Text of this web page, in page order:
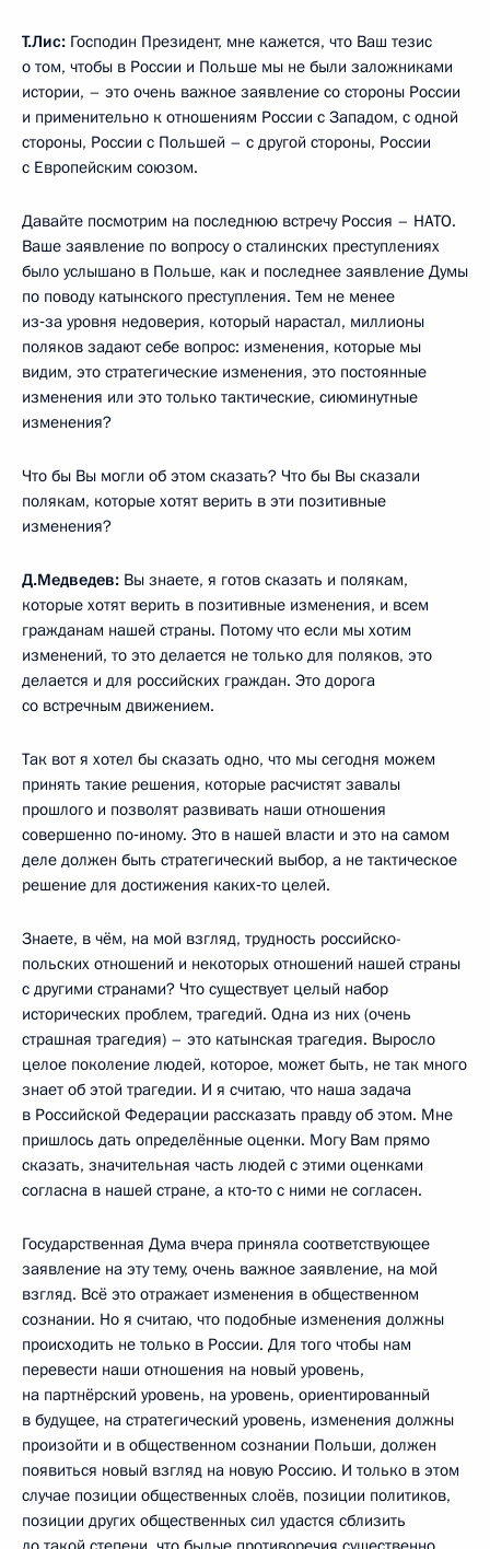
Т.Лис: Господин Президент, мне кажется, что Ваш тезис
о том, чтобы в России и Польше мы не были заложниками
истории, – это очень важное заявление со стороны России
и применительно к отношениям России с Западом, с одной
стороны, России с Польшей – с другой стороны, России
с Европейским союзом.
Давайте посмотрим на последнюю встречу Россия – НАТО.
Ваше заявление по вопросу о сталинских преступлениях
было услышано в Польше, как и последнее заявление Думы
по поводу катынского преступления. Тем не менее
из‑за уровня недоверия, который нарастал, миллионы
поляков задают себе вопрос: изменения, которые мы
видим, это стратегические изменения, это постоянные
изменения или это только тактические, сиюминутные
изменения?
Что бы Вы могли об этом сказать? Что бы Вы сказали
полякам, которые хотят верить в эти позитивные
изменения?
Д.Медведев: Вы знаете, я готов сказать и полякам,
которые хотят верить в позитивные изменения, и всем
гражданам нашей страны. Потому что если мы хотим
изменений, то это делается не только для поляков, это
делается и для российских граждан. Это дорога
со встречным движением.
Так вот я хотел бы сказать одно, что мы сегодня можем
принять такие решения, которые расчистят завалы
прошлого и позволят развивать наши отношения
совершенно по‑иному. Это в нашей власти и это на самом
деле должен быть стратегический выбор, а не тактическое
решение для достижения каких‑то целей.
Знаете, в чём, на мой взгляд, трудность российско-
польских отношений и некоторых отношений нашей страны
с другими странами? Что существует целый набор
исторических проблем, трагедий. Одна из них (очень
страшная трагедия) – это катынская трагедия. Выросло
целое поколение людей, которое, может быть, не так много
знает об этой трагедии. И я считаю, что наша задача
в Российской Федерации рассказать правду об этом. Мне
пришлось дать определённые оценки. Могу Вам прямо
сказать, значительная часть людей с этими оценками
согласна в нашей стране, а кто‑то с ними не согласен.
Государственная Дума вчера приняла соответствующее
заявление на эту тему, очень важное заявление, на мой
взгляд. Всё это отражает изменения в общественном
сознании. Но я считаю, что подобные изменения должны
происходить не только в России. Для того чтобы нам
перевести наши отношения на новый уровень,
на партнёрский уровень, на уровень, ориентированный
в будущее, на стратегический уровень, изменения должны
произойти и в общественном сознании Польши, должен
появиться новый взгляд на новую Россию. И только в этом
случае позиции общественных слоёв, позиции политиков,
позиции других общественных сил удастся сблизить